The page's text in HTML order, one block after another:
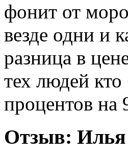
фонит от
везде одни и
разница в
тех людей
процентов на
Отзыв: Илья